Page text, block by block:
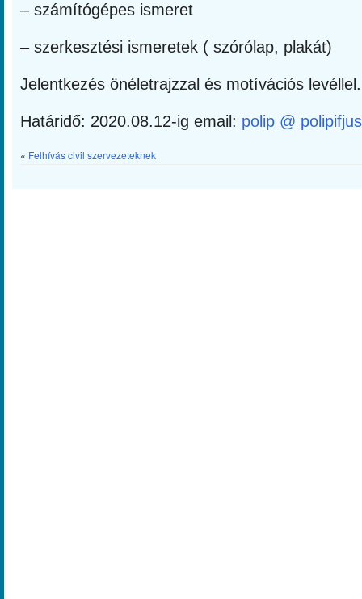
– számítógépes ismeret
– szerkesztési ismeretek ( szórólap, plakát)
Jelentkezés önéletrajzzal és motívációs levéllel.
Határidő: 2020.08.12-ig email: polip @
« Felhívás civil szervezeteknek